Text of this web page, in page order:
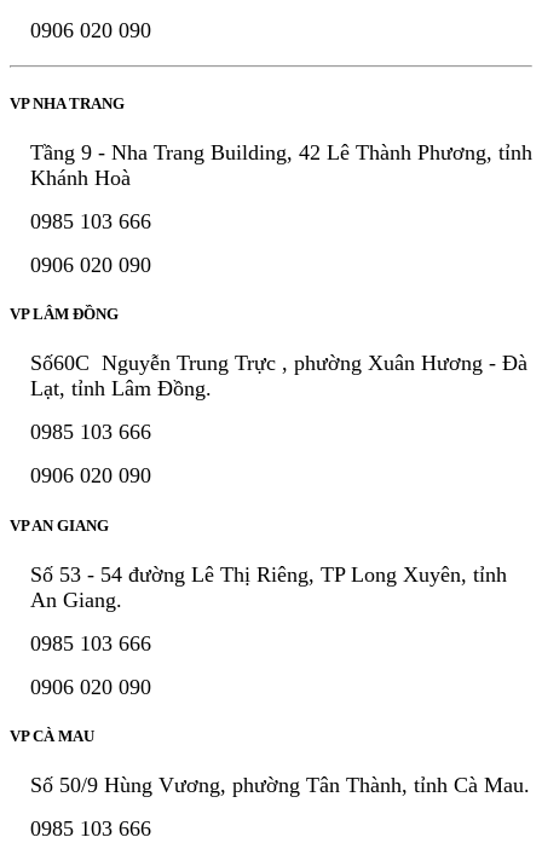
0906 020 090
VP NHA TRANG
Tầng 9 - Nha Trang Building, 42 Lê Thành Phương, tỉnh
Khánh Hoà
0985 103 666
0906 020 090
VP LÂM ĐỒNG
Số60C Nguyễn Trung Trực , phường Xuân Hương - Đà
Lạt, tỉnh Lâm Đồng.
0985 103 666
0906 020 090
VP AN GIANG
Số 53 - 54 đường Lê Thị Riêng, TP Long Xuyên, tỉnh
An Giang.
0985 103 666
0906 020 090
VP CÀ MAU
Số 50/9 Hùng Vương, phường Tân Thành, tỉnh Cà Mau.
0985 103 666